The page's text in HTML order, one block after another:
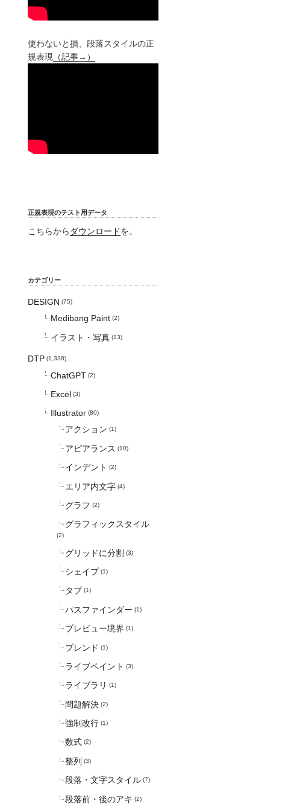
使わないと損、段落スタイルの正
規表現
（記事→）
正規表現のテスト用データ
こちらから ダウンロードを。
カテゴリー
DESIGN (75)
Medibang Paint (2)
イラスト・写真 (13)
DTP (1,338)
ChatGPT (2)
Excel (3)
Illustrator (80)
アクション (1)
アピアランス (10)
インデント (2)
エリア内文字 (4)
グラフ (2)
グラフィックスタイル
(2)
グリッドに分割 (3)
シェイプ (1)
タブ (1)
パスファインダー (1)
プレビュー境界 (1)
ブレンド (1)
ライブペイント (3)
ライブラリ (1)
問題解決 (2)
強制改行 (1)
数式 (2)
整列 (3)
段落・文字スタイル (7)
段落前・後のアキ (2)